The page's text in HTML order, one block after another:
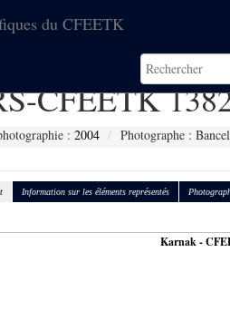
du CFEETK
CFEETK
: 2004 Photographe :
Information sur les éléments représentés